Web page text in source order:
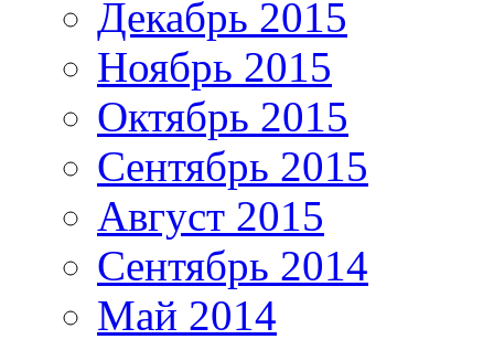
Декабрь 2015
Ноябрь 2015
Октябрь 2015
Сентябрь 2015
Август 2015
Сентябрь 2014
Май 2014